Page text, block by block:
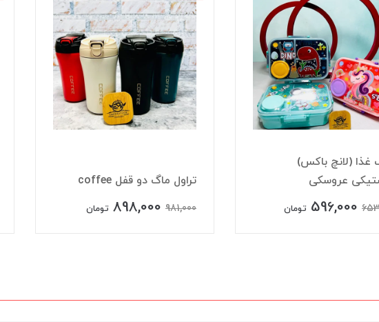
غذا (لانچ باکس)
عروسکی
596,000 تومان
تراول ماگ دو قفل coffee
981,000
898,000 تومان